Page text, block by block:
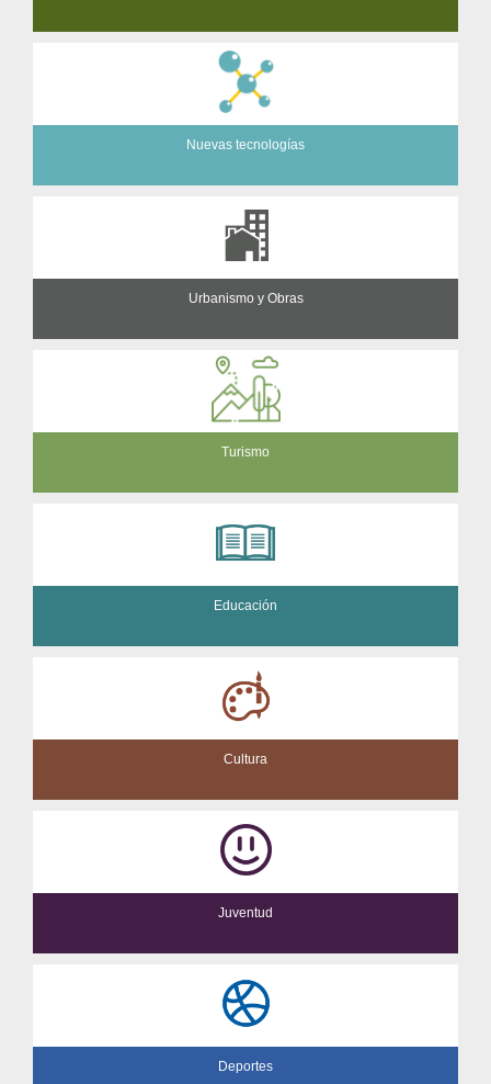
Nuevas tecnologías
Urbanismo y Obras
Turismo
Educación
Cultura
Juventud
Deportes